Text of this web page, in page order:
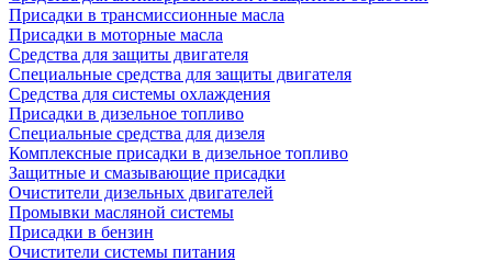
Присадки в трансмиссионные масла
Присадки в моторные масла
Средства для защиты двигателя
Специальныe средства для защиты двигателя
Средства для системы охлаждения
Присадки в дизельное топливо
Спeциальные средства для дизеля
Комплексные присадки в дизельное топливо
Защитные и смазывающие присадки
Очистители дизельных двигателей
Промывки масляной системы
Присадки в бензин
Очистители системы питания